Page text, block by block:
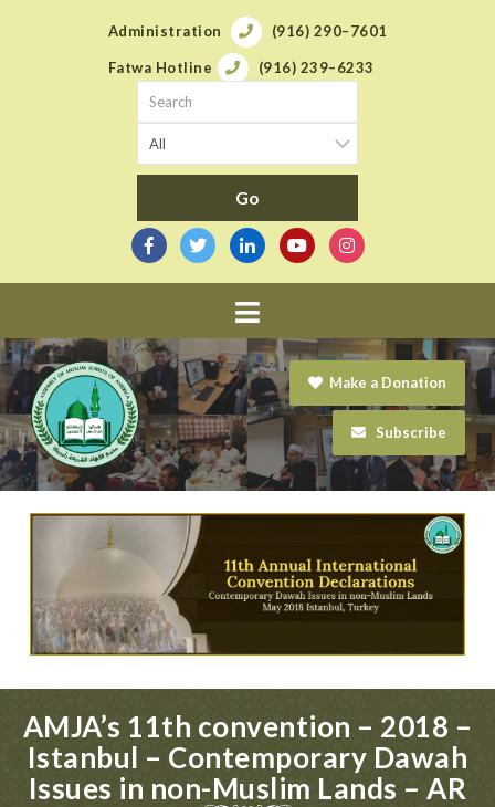
Administration (916) 290–7601
Fatwa Hotline (916) 239–6233
Navigation
Make a Donation
Subscribe
AMJA’s 11th convention – 2018 –
Istanbul – Contemporary Dawah
Issues in non-Muslim Lands – AR